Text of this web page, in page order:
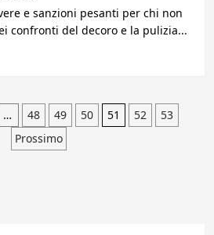
e sanzioni pesanti per chi non
confronti del decoro e la pulizia...
… 48 49 50 51 52
53
Prossimo